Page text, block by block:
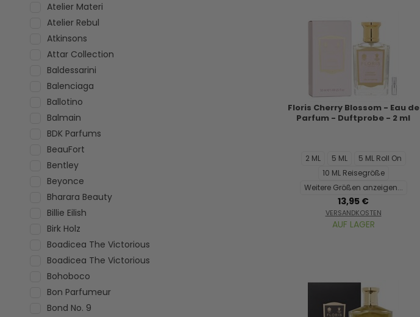
Atelier Materi
Atelier Rebul
Atkinsons
Attar Collection
Baldessarini
Balenciaga
Ballotino
Balmain
BDK Parfums
BeauFort
Bentley
Beyonce
Bharara Beauty
Billie Eilish
Birk Holz
Boadicea The Victorious
Boadicea The Victorious
Bohoboco
Bon Parfumeur
Bond No. 9
Floris Cherry Blossom - Eau de
Parfum - Duftprobe - 2 ml
2 ML 5 ML
5 ML Roll On
10 ML Reisegröße
Weitere Größen anzeigen...
13,95 €
VERSANDKOSTEN
AUF LAGER